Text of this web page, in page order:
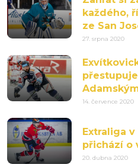
každého,
ze San
27. srpna 2020
14. července 2020
Extraliga
přichází o
20. dubna 2020